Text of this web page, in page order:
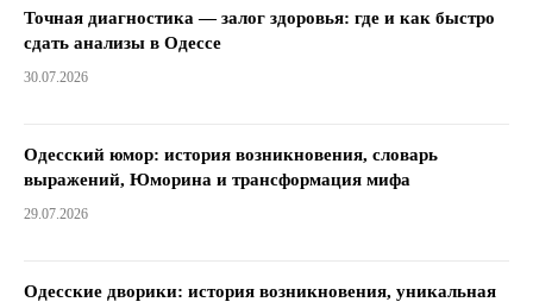
Точная диагностика — залог здоровья: где и как быстро
сдать анализы в Одессе
30.07.2026
Одесский юмор: история возникновения, словарь
выражений, Юморина и трансформация мифа
29.07.2026
Одесские дворики: история возникновения, уникальная